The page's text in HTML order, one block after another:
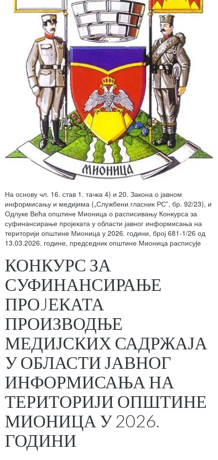
На основу чл. 16. став 1. тачка 4) и 20. Закона о јавном
информисању и медијима („Службени гласник РС”, бр. 92/23), и
Одлуке Већа општине Мионица о расписивању Конкурса за
суфинансирање пројеката у области јавног информисања на
територији општине Мионица у 2026. години, број 681-1/26 од
13.03.2026. године, председник општине Мионица расписуjе
КОНКУРС ЗА
СУФИНАНСИРАЊЕ
ПРОJЕКАТА
ПРОИЗВОДЊЕ
МЕДИЈСКИХ САДРЖАЈА
У ОБЛАСТИ ЈАВНОГ
ИНФОРМИСАЊА НА
ТЕРИТОРИЈИ ОПШТИНЕ
МИОНИЦА У 2026.
ГОДИНИ